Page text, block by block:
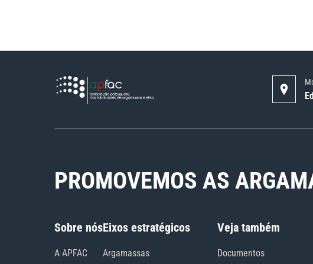
PROMOVEMOS AS
Sobre nós
A APFAC
Eixos estratégicos
Argamassas
Veja também
Documentos